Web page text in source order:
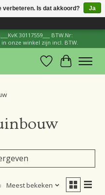
×
30117559___ BTW.Nr:
in onze winkel zijn incl. BTW.
Verlanglijst
Meest bekeken
verbeteren. Is dat akkoord?
Ja